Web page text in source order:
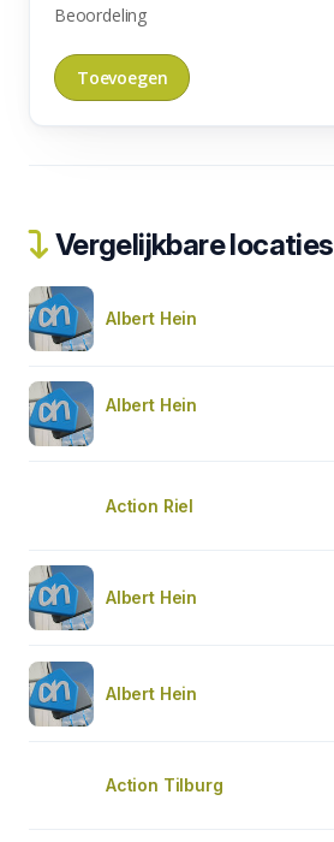
Beoordeling
Vergelijkbare locaties
Albert Hein
Albert Hein
Action Riel
Albert Hein
Albert Hein
Action Tilburg